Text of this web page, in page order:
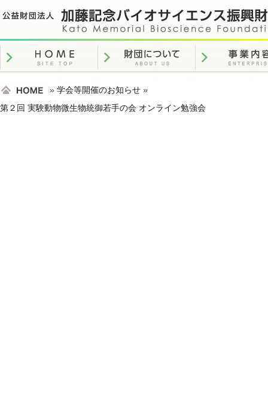
» 学会等開催のお知らせ »
第２回 実験動物微生物統御若手の会 オンライン勉強会